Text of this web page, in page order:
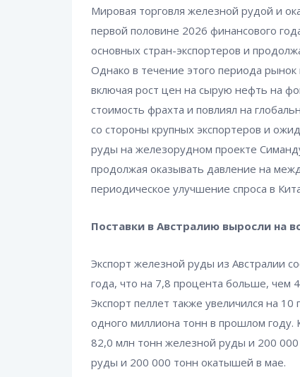
Мировая торговля железной рудой и
первой половине 2026 финансового
основных стран-экспортеров и
Однако в течение этого периода
включая рост цен на сырую нефть на
стоимость фрахта и повлиял на
со стороны крупных экспортеров и
руды на железорудном проекте
продолжая оказывать давление на
периодическое улучшение спроса в
Поставки в Австралию выросли на
Экспорт железной руды из Австралии
года, что на 7,8 процента больше, чем
Экспорт пеллет также увеличился на
одного миллиона тонн в прошлом году.
82,0 млн тонн железной руды и 200
руды и 200 000 тонн окатышей в мае.